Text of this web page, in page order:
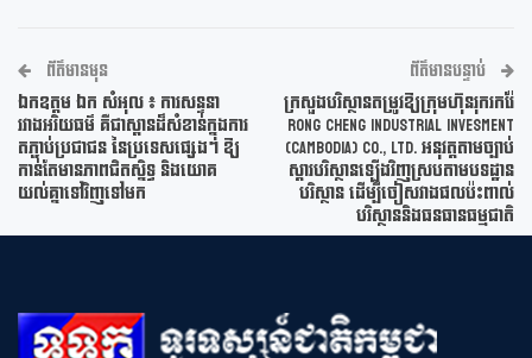
ព័ត៌មានមុន
ឯកឧត្តម ឯក សំអុល ៖ ការសន្ទនា
រវាងអរិយធម៌ គឺជាស្ពានដ៏សំខាន់ក្នុងការ
តភ្ជាប់ប្រជាជន នៃប្រទេសផ្សេងៗ ឱ្យ
កាន់តែមានភាពជិតស្និទ្ធ និងយោគ
យល់គ្នាទៅវិញទៅមក
ព័ត៌មានបន្ទាប់
ក្រសួងបរិស្ថានតម្រូវឱ្យក្រុមហ៊ុនរុករករ៉ែ
RONG CHENG INDUSTRIAL INVESMENT
(CAMBODIA) CO., LTD. អនុវត្តតាមច្បាប់
ស្តារបរិស្ថានឡើងវិញស្របតាមបទដ្ឋាន
បរិស្ថាន ដើម្បីចៀសវាងផលប៉ះពាល់
បរិស្ថាននិងធនធានធម្មជាតិ